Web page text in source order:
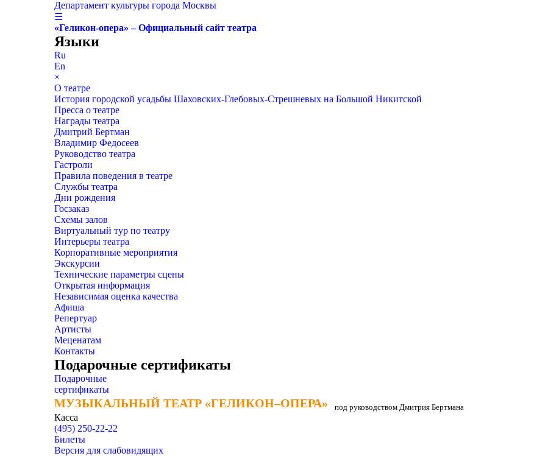
Департамент культуры города Москвы
☰
«Геликон-опера» – Официальный сайт театра
Языки
Ru
En
×
О театре
История городской усадьбы Шаховских-Глебовых-Стрешневых на Большой Никитской
Пресса о театре
Награды театра
Дмитрий Бертман
Владимир Федосеев
Руководство театра
Гастроли
Правила поведения в театре
Службы театра
Дни рождения
Госзаказ
Схемы залов
Виртуальный тур по театру
Интерьеры театра
Корпоративные мероприятия
Экскурсии
Технические параметры сцены
Открытая информация
Независимая оценка качества
Афиша
Репертуар
Артисты
Меценатам
Контакты
Подарочные сертификаты
Подарочные
сертификаты
МУЗЫКАЛЬНЫЙ ТЕАТР «ГЕЛИКОН–ОПЕРА»
МУЗЫКАЛЬНЫЙ ТЕАТР «ГЕЛИКОН–ОПЕРА» под руководством Дмитрия Бертмана
Касса
(495) 250-22-22
Билеты
Версия для слабовидящих